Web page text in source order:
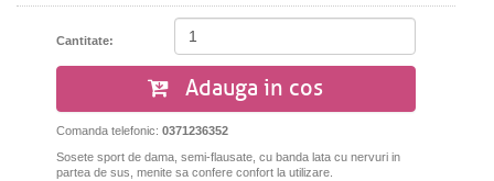
Cantitate:
Adauga in cos
Comanda telefonic: 0371236352
Sosete sport de dama, semi-flausate, cu banda lata cu nervuri in
partea de sus, menite sa confere confort la utilizare.